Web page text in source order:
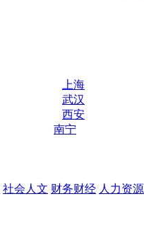
上海
武汉
西安
南宁
社会人文 财务财经 人力资源